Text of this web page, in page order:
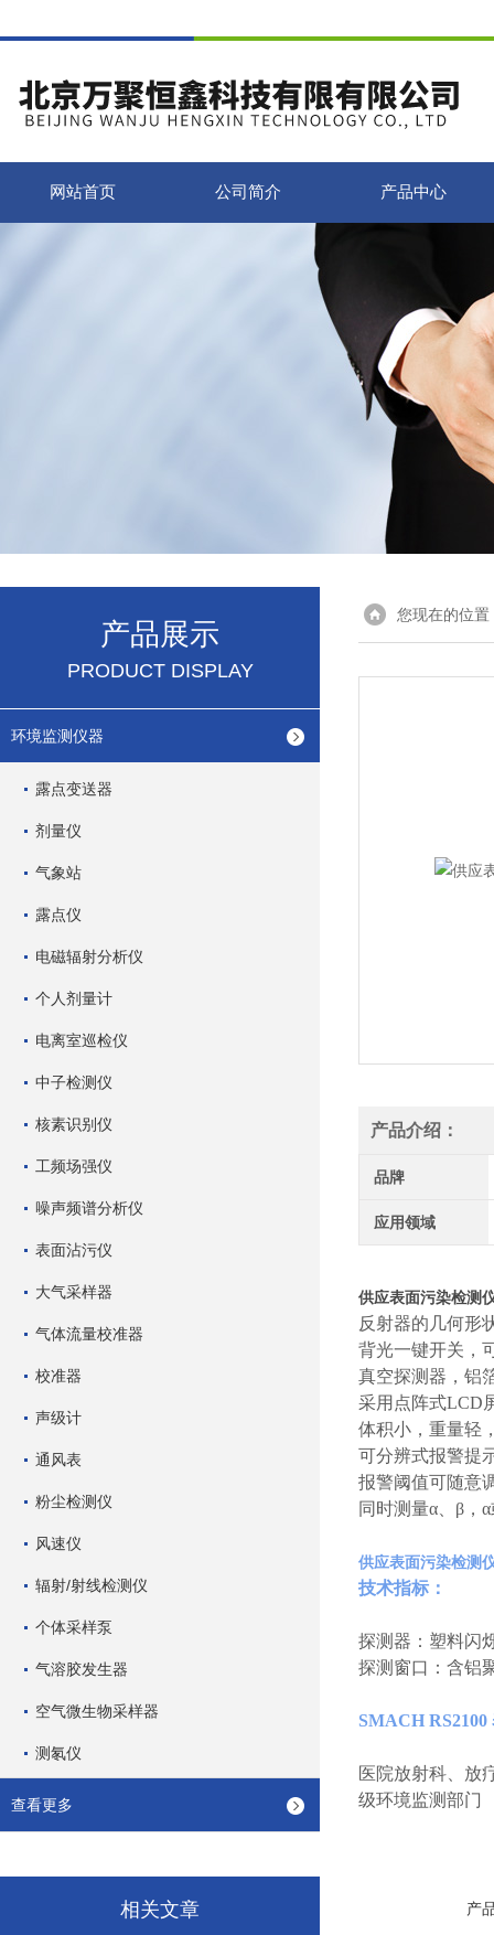
网站首页 公司简介 产品中心
产品展示
PRODUCT DISPLAY
环境监测仪器
露点变送器
剂量仪
气象站
露点仪
电磁辐射分析仪
个人剂量计
电离室巡检仪
中子检测仪
核素识别仪
工频场强仪
噪声频谱分析仪
表面沾污仪
大气采样器
气体流量校准器
校准器
声级计
通风表
粉尘检测仪
风速仪
辐射/射线检测仪
个体采样泵
气溶胶发生器
空气微生物采样器
测氡仪
查看更多
相关文章
您现在的位置
产品介绍：
品牌
应用领域
供应表面污染检测
反射器的几何形
背光一键开关，
真空探测器，铝
采用点阵式LCD
体积小，重量轻
可分辨式报警提
报警阈值可随意
同时测量α、β，
供应表面污染检测
技术指标：
探测器：塑料闪
探测窗口：含铝
SMACH
医院放射科、放
级环境监测部门
产